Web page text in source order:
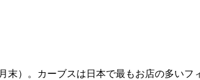
末）。カーブスは日本で最もお店の多いフ